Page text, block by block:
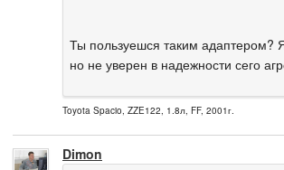
Ты пользуешся таким адаптером?
но не уверен в надежности сего
Toyota Spacio, ZZE122, 1.8л, FF, 2001г.
Dimon